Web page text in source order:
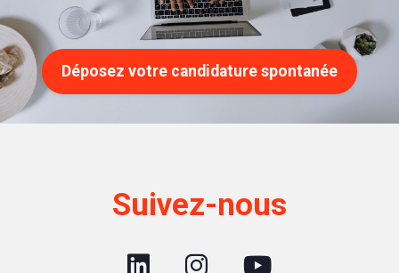
Déposez votre candidature spontanée
Suivez-nous